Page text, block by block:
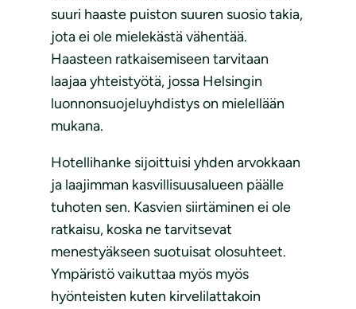
suuri haaste puiston suuren suosio takia,
jota ei ole mielekästä vähentää.
Haasteen ratkaisemiseen tarvitaan
laajaa yhteistyötä, jossa Helsingin
luonnonsuojeluyhdistys on mielellään
mukana.
Hotellihanke sijoittuisi yhden arvokkaan
ja laajimman kasvillisuusalueen päälle
tuhoten sen. Kasvien siirtäminen ei ole
ratkaisu, koska ne tarvitsevat
menestyäkseen suotuisat olosuhteet.
Ympäristö vaikuttaa myös myös
hyönteisten kuten kirvelilattakoin